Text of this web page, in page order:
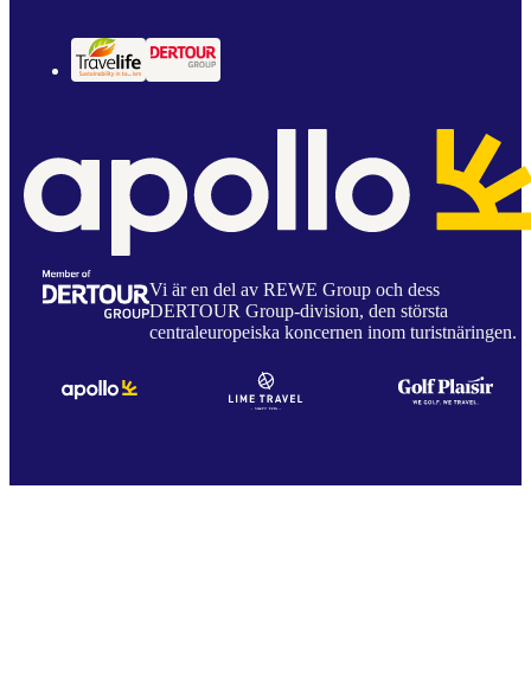
Vi är en del av REWE Group och dess
DERTOUR Group-division, den största
centraleuropeiska koncernen inom turistnäringen.